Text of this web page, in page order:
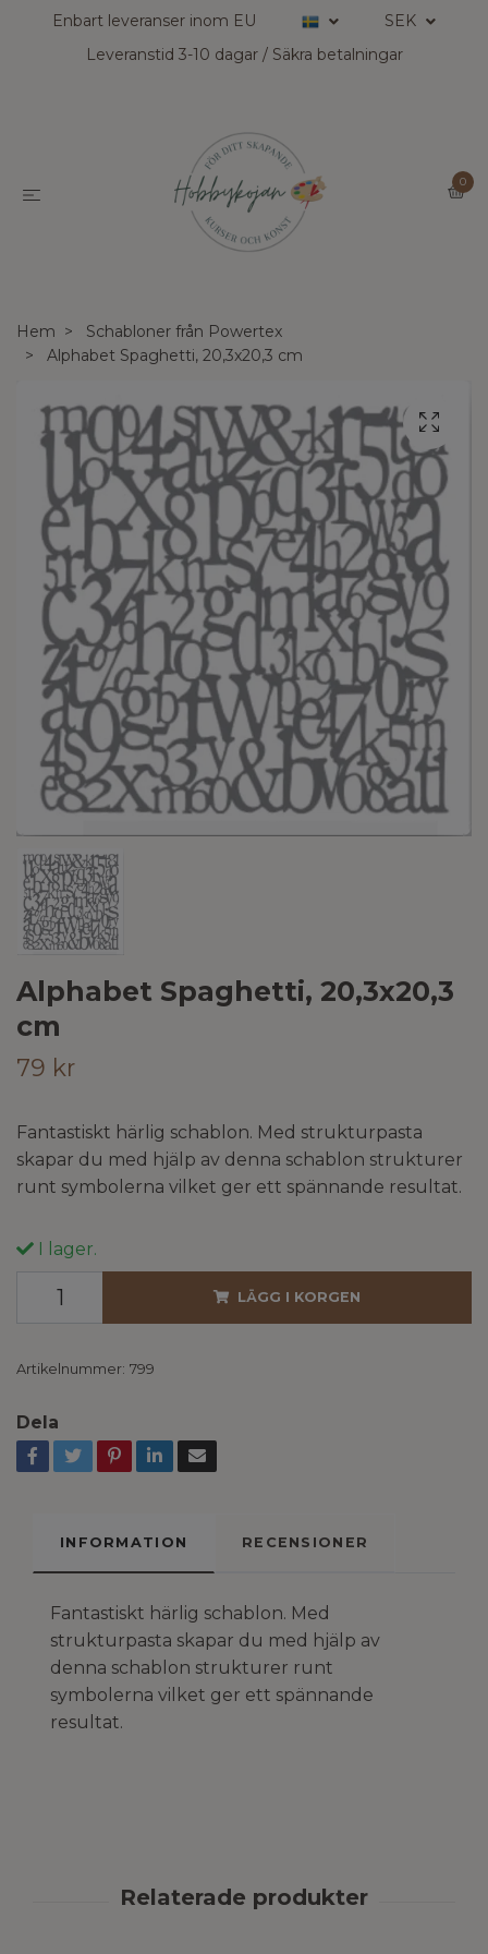
Enbart leveranser inom EU
SEK
Leveranstid 3-10 dagar / Säkra betalningar
0
Hem
Schabloner från Powertex
Alphabet Spaghetti, 20,3x20,3 cm
Alphabet Spaghetti, 20,3x20,3
cm
79 kr
Fantastiskt härlig schablon. Med strukturpasta
skapar du med hjälp av denna schablon strukturer
runt symbolerna vilket ger ett spännande resultat.
I lager.
LÄGG I KORGEN
Artikelnummer: 799
Dela
INFORMATION RECENSIONER
Fantastiskt härlig schablon. Med
strukturpasta skapar du med hjälp av
denna schablon strukturer runt
symbolerna vilket ger ett spännande
resultat.